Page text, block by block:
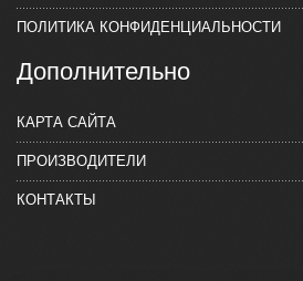
ПОЛИТИКА КОНФИДЕНЦИАЛЬНОСТИ
Дополнительно
КАРТА САЙТА
ПРОИЗВОДИТЕЛИ
КОНТАКТЫ